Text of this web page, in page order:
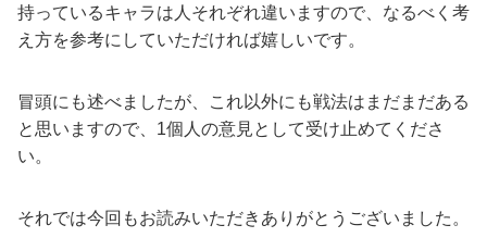
持っているキャラは人それぞれ違いますので、なるべく考
え方を参考にしていただければ嬉しいです。
冒頭にも述べましたが、これ以外にも戦法はまだまだある
と思いますので、1個人の意見として受け止めてくださ
い。
それでは今回もお読みいただきありがとうございました。